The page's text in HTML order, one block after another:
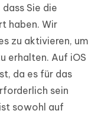
Sie die
haben. Wir
zu aktivieren, um
erhalten. Auf iOS
da es für das
sein
sowohl auf